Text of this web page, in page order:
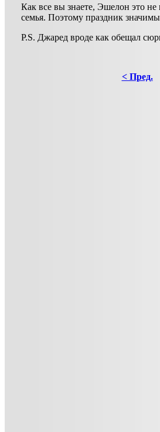
Как все вы знаете, Эшелон это
семья. Поэтому праздник
P.S. Джаред вроде как обещал
< Пред.